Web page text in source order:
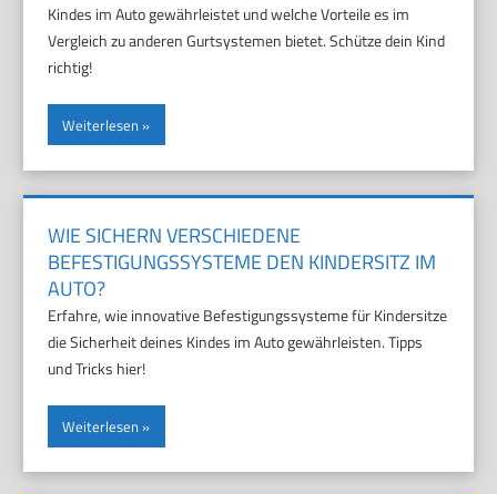
Kindes im Auto gewährleistet und welche Vorteile es im
Vergleich zu anderen Gurtsystemen bietet. Schütze dein Kind
richtig!
Weiterlesen
WIE SICHERN VERSCHIEDENE
BEFESTIGUNGSSYSTEME DEN KINDERSITZ IM
AUTO?
Erfahre, wie innovative Befestigungssysteme für Kindersitze
die Sicherheit deines Kindes im Auto gewährleisten. Tipps
und Tricks hier!
Weiterlesen